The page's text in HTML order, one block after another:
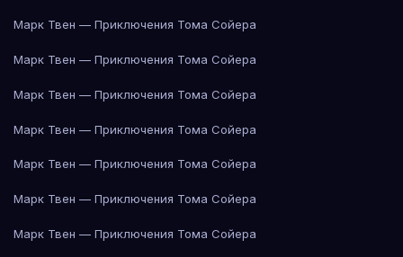
Марк Твен — Приключения Тома Сойера
Марк Твен — Приключения Тома Сойера
Марк Твен — Приключения Тома Сойера
Марк Твен — Приключения Тома Сойера
Марк Твен — Приключения Тома Сойера
Марк Твен — Приключения Тома Сойера
Марк Твен — Приключения Тома Сойера